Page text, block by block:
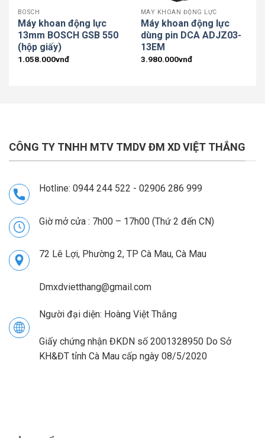
BOSCH
Máy khoan động lực
13mm BOSCH GSB 550
(hộp giấy)
1.058.000vnđ
MÁY KHOAN ĐỘNG LỰC
Máy khoan động lực
dùng pin DCA ADJZ03-
13EM
3.980.000vnđ
CÔNG TY TNHH MTV TMDV ĐM XD VIỆT THẮNG
Hotline: 0944 244 522 - 02906 286 999
Giờ mở cửa : 7h00 – 17h00 (Thứ 2 đến CN)
72 Lê Lợi, Phường 2, TP Cà Mau, Cà Mau
Dmxdvietthang@gmail.com
Người đại diện: Hoàng Việt Thắng
Giấy chứng nhận ĐKDN số 2001328950 Do Sở
KH&ĐT tỉnh Cà Mau cấp ngày 08/5/2020